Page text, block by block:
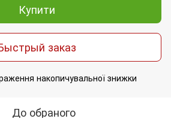
Купити
заказ
накопичувальної знижки
До обраного